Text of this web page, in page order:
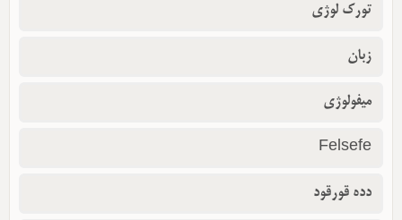
تورک لوژی
زبان
میفولوژی
Felsefe
دده قورقود